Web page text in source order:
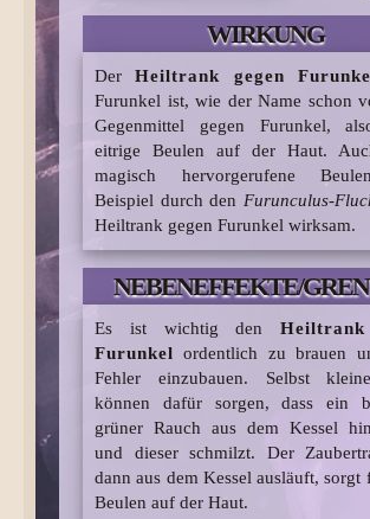
Scharfzwiebel
Flubberwurmschleim
Ingwerwurzel
Schrakestachel
BEKANNTE ZUTATEN
WIRKUNG
Der Heiltrank gegen
Furunkel ist, wie der Name schon
Gegenmittel gegen Furunkel,
eitrige Beulen auf der Haut.
magisch hervorgerufene
Beispiel durch den Furunculus-
Heiltrank gegen Furunkel wirksam.
NEBENEFFEKTE/
Es ist wichtig den
Furunkel ordentlich zu brauen
Fehler einzubauen. Selbst
können dafür sorgen, dass ein
grüner Rauch aus dem Kessel
und dieser schmilzt. Der
dann aus dem Kessel ausläuft, sorgt
Beulen auf der Haut.